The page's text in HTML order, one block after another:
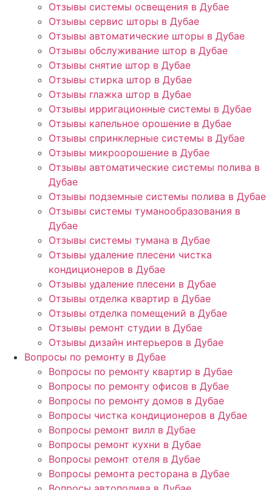
Отзывы системы освещения в Дубае
Отзывы сервис шторы в Дубае
Отзывы автоматические шторы в Дубае
Отзывы обслуживание штор в Дубае
Отзывы снятие штор в Дубае
Отзывы стирка штор в Дубае
Отзывы глажка штор в Дубае
Отзывы ирригационные системы в Дубае
Отзывы капельное орошение в Дубае
Отзывы спринклерные системы в Дубае
Отзывы микроорошение в Дубае
Отзывы автоматические системы полива в
Дубае
Отзывы подземные системы полива в Дубае
Отзывы системы туманообразования в
Дубае
Отзывы системы тумана в Дубае
Отзывы удаление плесени чистка
кондиционеров в Дубае
Отзывы удаление плесени в Дубае
Отзывы отделка квартир в Дубае
Отзывы отделка помещений в Дубае
Отзывы ремонт студии в Дубае
Отзывы дизайн интерьеров в Дубае
Вопросы по ремонту в Дубае
Вопросы по ремонту квартир в Дубае
Вопросы по ремонту офисов в Дубае
Вопросы по ремонту домов в Дубае
Вопросы чистка кондиционеров в Дубае
Вопросы ремонт вилл в Дубае
Вопросы ремонт кухни в Дубае
Вопросы ремонт отеля в Дубае
Вопросы ремонта ресторана в Дубае